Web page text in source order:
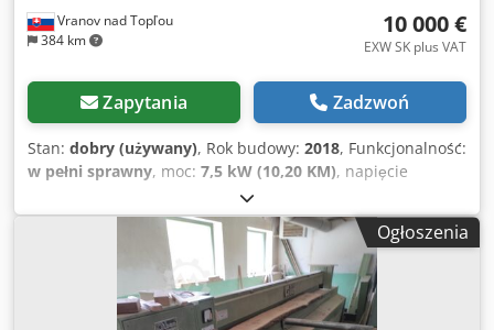
Vranov nad Topľou
384 km
10 000 €
EXW SK plus VAT
Zapytania Zadzwoń
Stan: dobry (używany), Rok budowy: 2018, Funkcjonalność:
w pełni sprawny, moc: 7,5 kW (10,20 KM), napięcie
, częstotliwość wejściowa:
tarczy piły:380 mm, Wyposażenie:dokumentacja /
, Liczba tulei zaciskowych: 6 Długość
cięcia: 3800 mm Dwedpfxoy S Rhcs Agtea Maks. wysunięcie
piły: 90 mm Stoły powietrzne: 4x Funkcje takie jak „post-
forming” dla jednego panelu lub stosu oklejonych paneli,
Ogłoszenia